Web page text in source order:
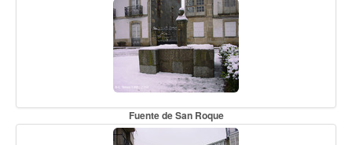
Fuente de San Roque